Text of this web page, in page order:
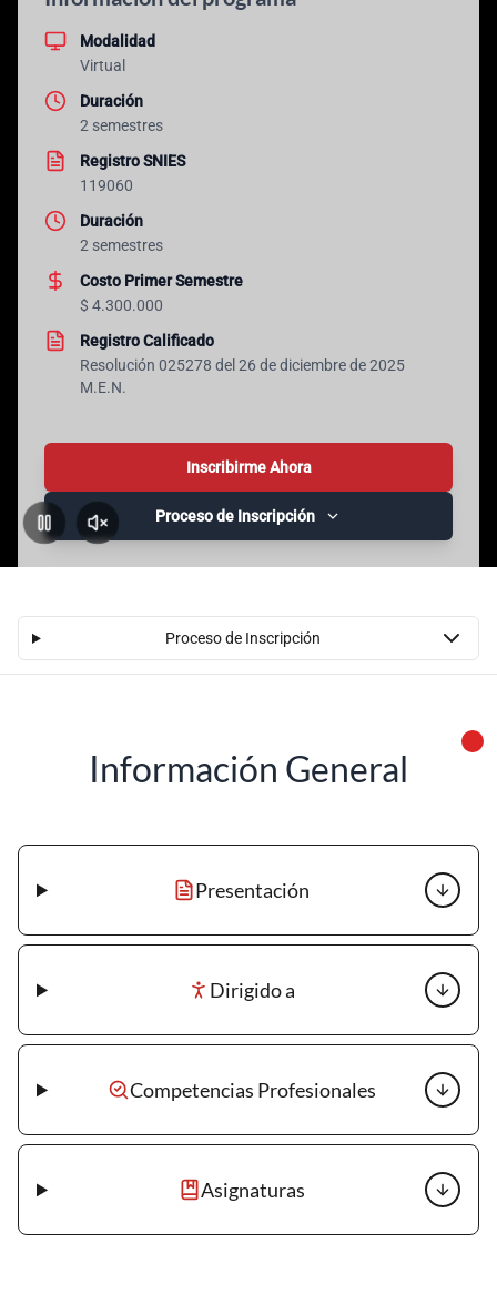
Pausar
Activar
Modalidad
Virtual
Duración
2 semestres
Registro SNIES
119060
Duración
2 semestres
Costo Primer Semestre
$ 4.300.000
Registro Calificado
Resolución 025278 del 26 de diciembre de 2025
M.E.N.
Inscribirme Ahora
Proceso de Inscripción
Proceso de Inscripción
Información General
Presentación
Dirigido a
Competencias Profesionales
Asignaturas